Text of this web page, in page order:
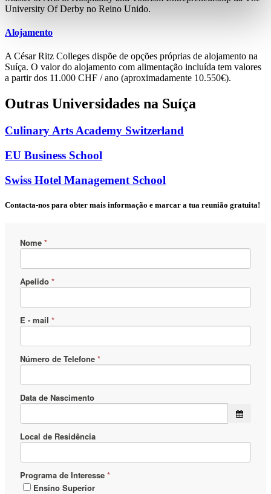
University Of Derby no Reino Unido.
Alojamento
A César Ritz Colleges dispõe de opções próprias de alojamento na
Suíça. O valor do alojamento com alimentação incluída tem valores
a partir dos 11.000 CHF / ano (aproximadamente 10.550€).
Outras Universidades na Suíça
Culinary Arts Academy Switzerland
EU Business School
Swiss Hotel Management School
Contacta-nos para obter mais informação e marcar a tua reunião gratuita!